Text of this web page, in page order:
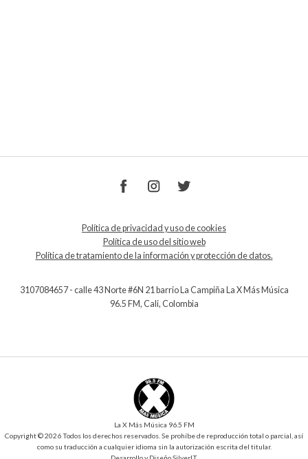
Política de privacidad y uso de cookies
Política de uso del sitio web
Política de tratamiento de la información y protección de datos.
3107084657 - calle 43 Norte #6N 21 barrio La Campiña La X Más Música
96.5 FM, Cali, Colombia
La X Más Música 96.5 FM
Copyright © 2026 Todos los derechos reservados. Se prohíbe de reproducción total o parcial, así
como su traducción a cualquier idioma sin la autorización escrita del titular.